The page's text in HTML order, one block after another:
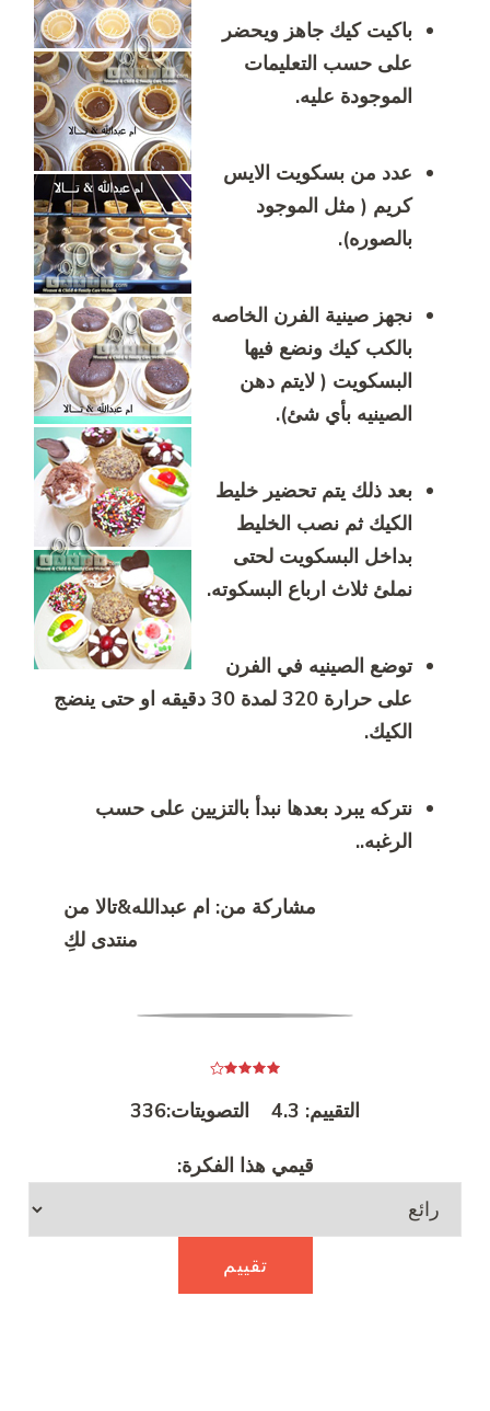
باكيت كيك جاهز ويحضر
على حسب التعليمات
الموجودة عليه.
عدد من بسكويت الايس
كريم ( مثل الموجود
بالصوره).
نجهز صينية الفرن الخاصه
بالكب كيك ونضع فيها
البسكويت ( لايتم دهن
الصينيه بأي شئ).
بعد ذلك يتم تحضير خليط
الكيك ثم نصب الخليط
بداخل البسكويت لحتى
نملئ ثلاث ارباع البسكوته.
توضع الصينيه في الفرن
على حرارة 320 لمدة 30 دقيقه او حتى ينضج
الكيك.
نتركه يبرد بعدها نبدأ بالتزيين على حسب
الرغبه..
مشاركة من: ام عبدالله&تالا من
منتدى لكِ
التقييم: 4.3 التصويتات:336
قيمي هذا الفكرة: